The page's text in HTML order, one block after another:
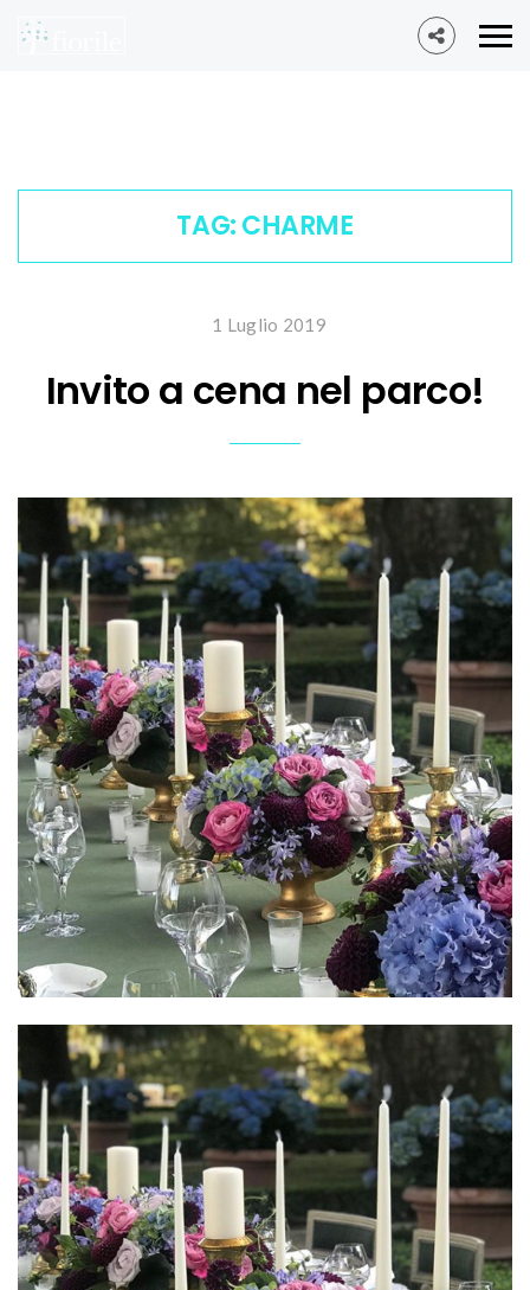
TAG:CHARME
1 Luglio 2019
Invito a cena nel parco!